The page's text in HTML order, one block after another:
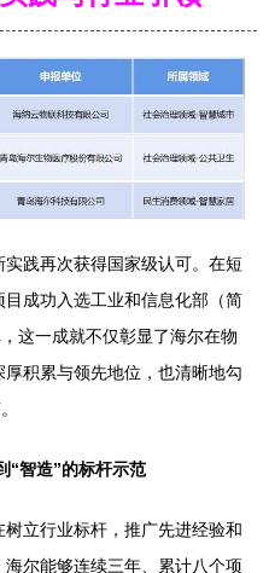
践再次获得国家级认可。在短
成功入选工业和信息化部（简
这一成就不仅彰显了海尔在物
积累与领先地位，也清晰地勾
“智造”的标杆示范
立行业标杆，推广先进经验和
尔能够连续三年、累计八个项